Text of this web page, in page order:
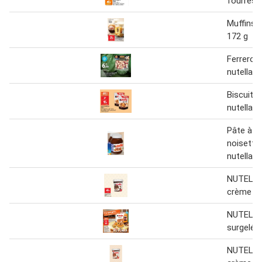
Muffins
172 g
Ferrero
nutella
Biscuits
nutella
Pâte à
nutella
crème
surgelés